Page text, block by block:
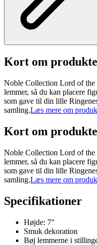
Kort om
Noble Collection Lord of
lemmer, så du kan placere
som gave til din lille
samling.Læs mere om
Kort om
Noble Collection Lord of
lemmer, så du kan placere
som gave til din lille
samling.Læs mere om
Specifikationer
Højde: 7"
Smuk dekoration
Bøj lemmerne i